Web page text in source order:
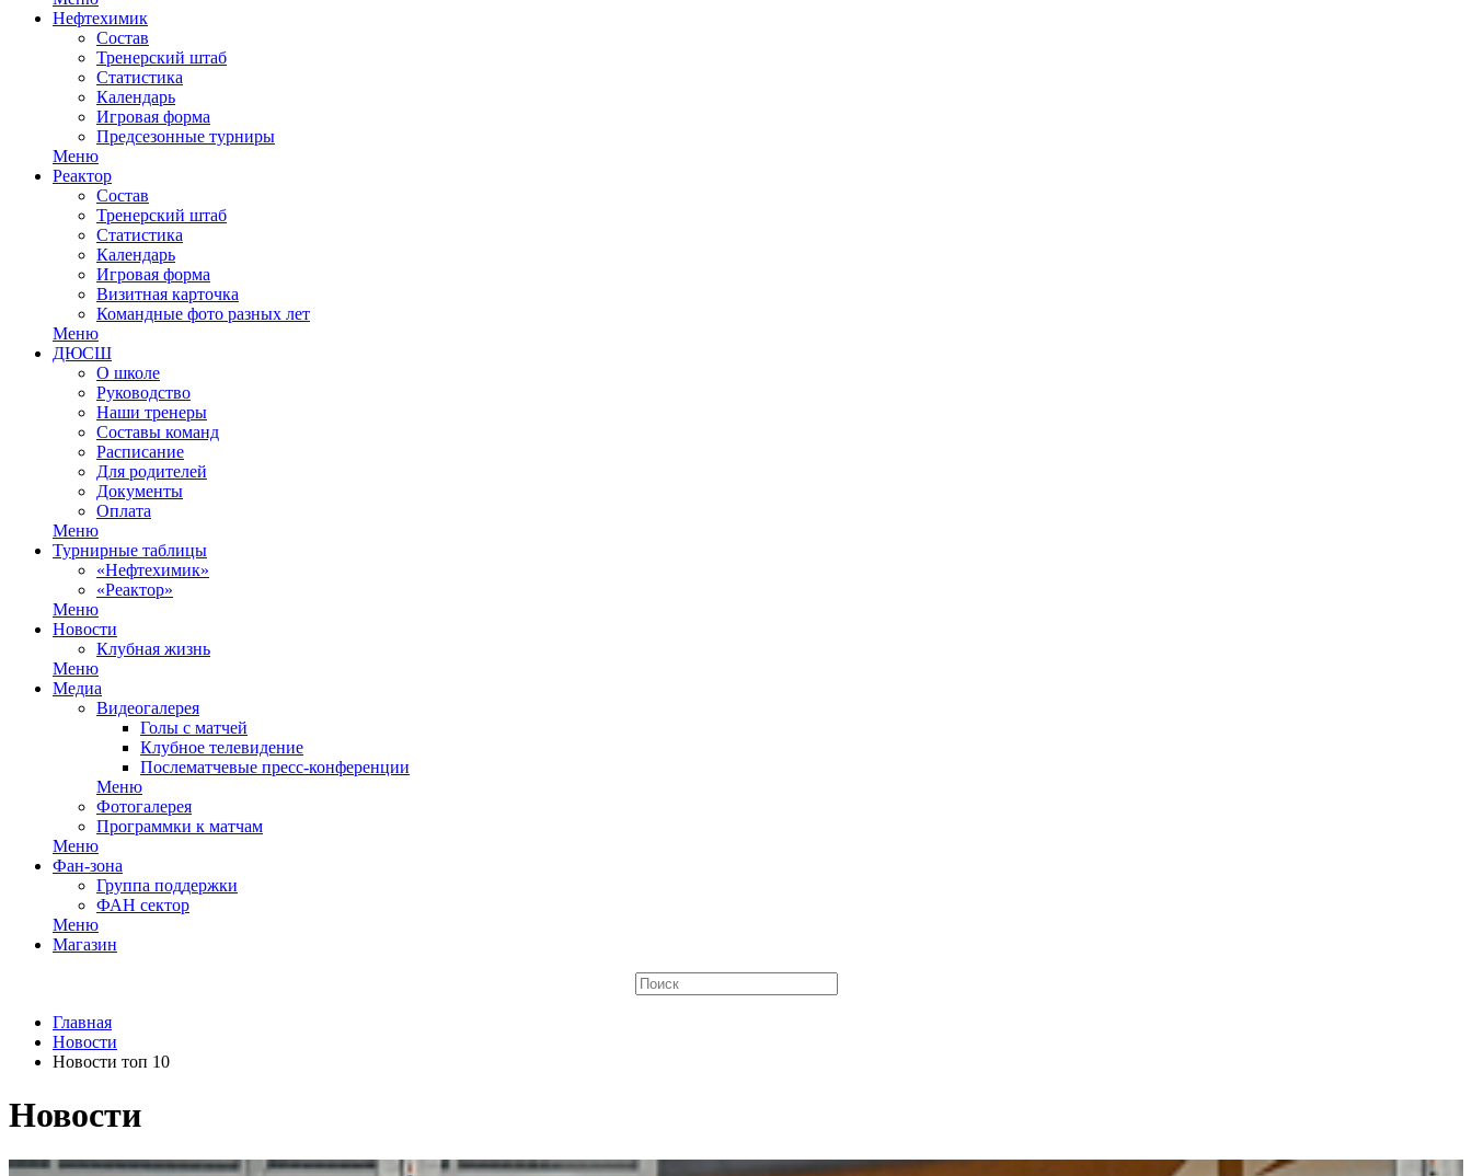
Нефтехимик
Состав
Тренерский штаб
Статистика
Календарь
Игровая форма
Предсезонные турниры
Меню
Реактор
Состав
Тренерский штаб
Статистика
Календарь
Игровая форма
Визитная карточка
Командные фото разных лет
Меню
ДЮСШ
О школе
Руководство
Наши тренеры
Составы команд
Расписание
Для родителей
Документы
Оплата
Меню
Турнирные таблицы
«Нефтехимик»
«Реактор»
Меню
Новости
Клубная жизнь
Меню
Медиа
Видеогалерея
Голы с матчей
Клубное телевидение
Послематчевые пресс-конференции
Меню
Фотогалерея
Программки к матчам
Меню
Фан-зона
Группа поддержки
ФАН сектор
Меню
Магазин
Главная
Новости
Новости топ 10
Новости